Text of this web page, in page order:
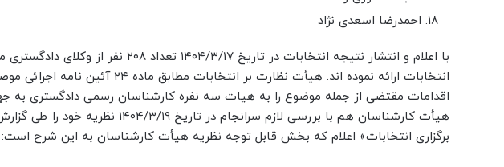
احمدرضا اسعدی نژاد
با اعلام و انتشار نتیجه انتخابات در
انتخابات ارائه نموده اند. هیأت نظارت
اقدامات مقتضی از جمله موضوع را به هیات سه نفره کارشناسان رسمی دادگستری به جهت
هیأت کارشناسان هم با بررسی لازم
برگزاری انتخابات» اعلام که بخش قابل توجه نظریه هیأت کارشناسان به این شرح است: